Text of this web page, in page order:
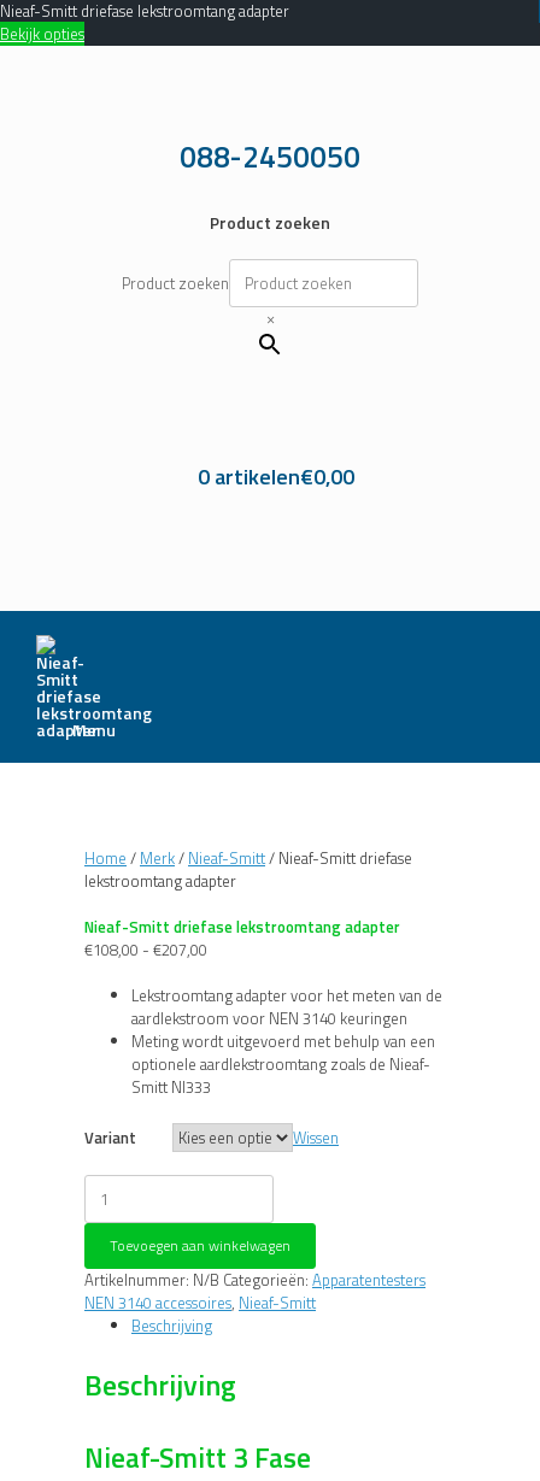
Nieaf-Smitt driefase lekstroomtang adapter
Bekijk opties
088-2450050
Product zoeken
Product zoeken
×
0 artikelen€0,00
Menu
Home / Merk/ Nieaf-Smitt/ Nieaf-Smitt driefase
lekstroomtang adapter
Nieaf-Smitt driefase lekstroomtang adapter
€108,00 - €207,00
tot
€207,00
Lekstroomtang adapter voor het meten van de
aardlekstroom voor NEN 3140 keuringen
Meting wordt uitgevoerd met behulp van een
optionele aardlekstroomtang zoals de Nieaf-
Smitt NI333
Variant
Wissen
Nieaf-
Smitt
driefase
lekstroomtang
adapter
aantal
Toevoegen aan winkelwagen
Artikelnummer: N/B Categorieën: Apparatentesters
NEN 3140 accessoires, Nieaf-Smitt
Beschrijving
Beschrijving
Nieaf-Smitt 3 Fase